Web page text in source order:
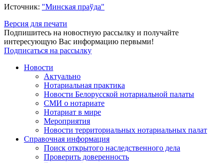
Источник: "Минская праўда"
Версия для печати
Подпишитесь на новостную рассылку и получайте
интересующую Вас информацию первыми!
Подписаться на рассылку
Новости
Актуально
Нотариальная практика
Новости Белорусской нотариальной палаты
СМИ о нотариате
Нотариат в мире
Мероприятия
Новости территориальных нотариальных палат
Справочная информация
Поиск открытого наследственного дела
Проверить доверенность